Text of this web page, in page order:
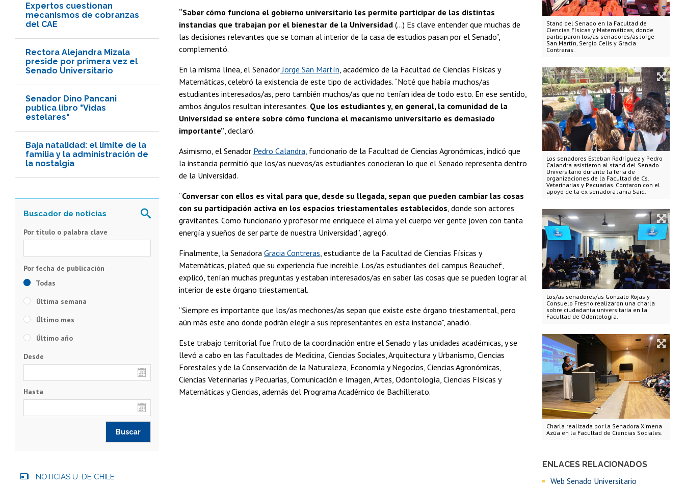
Expertos cuestionan
mecanismos de cobranzas
del CAE
Rectora Alejandra Mizala
preside por primera vez el
Senado Universitario
Senador Dino Pancani
publica libro "Vidas
estelares"
Baja natalidad: el límite de la
familia y la administración de
la nostalgia
Stand del Senado en la Facultad de
Ciencias Físicas y Matemáticas, donde
participaron los/as senadores/as Jorge
San Martín, Sergio Celis y Gracia
Contreras.
Los senadores Esteban Rodríguez y Pedro
Calandra asistieron al stand del Senado
Universitario durante la feria de
organizaciones de la Facultad de Cs.
Veterinarias y Pecuarias. Contaron con el
apoyo de la ex senadora Jania Said.
Los/as senadores/as Gonzalo Rojas y
Consuelo Fresno realizaron una charla
sobre ciudadanía universitaria en la
Facultad de Odontología.
Charla realizada por la Senadora Ximena
Azúa en la Facultad de Ciencias Sociales.
ENLACES RELACIONADOS
Web Senado Universitario
“Saber cómo funciona el gobierno universitario les permite participar de las distintas
instancias que trabajan por el bienestar de la Universidad (…) Es clave entender que muchas de
las decisiones relevantes que se toman al interior de la casa de estudios pasan por el Senado”,
complementó.
En la misma línea, el SenadorJorge San Martín , académico de la Facultad de Ciencias Físicas y
Matemáticas, celebró la existencia de este tipo de actividades. “Noté que había muchos/as
estudiantes interesados/as, pero también muchos/as que no tenían idea de todo esto. En ese sentido,
ambos ángulos resultan interesantes. Que los estudiantes y, en general, la comunidad de la
Universidad se entere sobre cómo funciona el mecanismo universitario es demasiado
importante” , declaró.
Asimismo, el Senador Pedro Calandra, funcionario de la Facultad de Ciencias Agronómicas, indicó que
la instancia permitió que los/as nuevos/as estudiantes conocieran lo que el Senado representa dentro
de la Universidad.
“Conversar con ellos es vital para que, desde su llegada, sepan que pueden cambiar las cosas
con su participación activa en los espacios triestamentales establecidos , donde son actores
gravitantes. Como funcionario y profesor me enriquece el alma y el cuerpo ver gente joven con tanta
energía y sueños de ser parte de nuestra Universidad”, agregó.
Finalmente, la Senadora Gracia Contreras , estudiante de la Facultad de Ciencias Físicas y
Matemáticas, plateó que su experiencia fue increible. Los/as estudiantes del campus Beauchef,
explicó, tenían muchas preguntas y estaban interesados/as en saber las cosas que se pueden lograr al
interior de este órgano triestamental.
“Siempre es importante que los/as mechones/as sepan que existe este órgano triestamental, pero
aún más este año donde podrán elegir a sus representantes en esta instancia", añadió.
Este trabajo territorial fue fruto de la coordinación entre el Senado y las unidades académicas, y se
llevó a cabo en las facultades de Medicina, Ciencias Sociales, Arquitectura y Urbanismo, Ciencias
Forestales y de la Conservación de la Naturaleza, Economía y Negocios, Ciencias Agronómicas,
Ciencias Veterinarias y Pecuarias, Comunicación e Imagen, Artes, Odontología, Ciencias Físicas y
Matemáticas y Ciencias, además del Programa Académico de Bachillerato.
Por título o palabra clave
Todas
Última semana
Último mes
Último año
Desde
Hasta
NOTICIAS U. DE CHILE